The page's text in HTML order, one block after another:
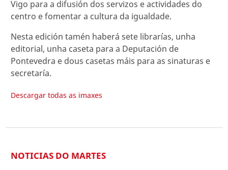
Vigo para a difusión dos servizos e actividades do
centro e fomentar a cultura da igualdade.
Nesta edición tamén haberá sete librarías, unha
editorial, unha caseta para a Deputación de
Pontevedra e dous casetas máis para as sinaturas e
secretaría.
Descargar todas as imaxes
NOTICIAS DO MARTES